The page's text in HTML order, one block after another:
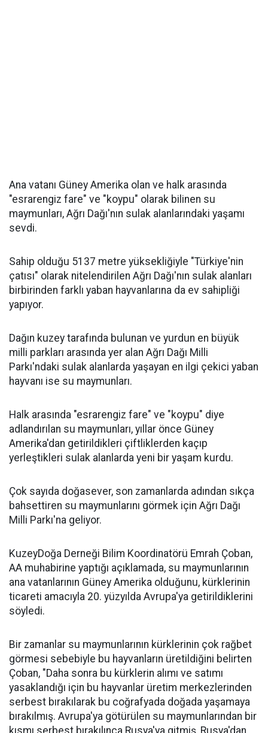
Ana vatanı Güney Amerika olan ve halk arasında
"esrarengiz fare" ve "koypu" olarak bilinen su
maymunları, Ağrı Dağı'nın sulak alanlarındaki yaşamı
sevdi.
Sahip olduğu 5137 metre yüksekliğiyle "Türkiye'nin
çatısı" olarak nitelendirilen Ağrı Dağı'nın sulak alanları
birbirinden farklı yaban hayvanlarına da ev sahipliği
yapıyor.
Dağın kuzey tarafında bulunan ve yurdun en büyük
milli parkları arasında yer alan Ağrı Dağı Milli
Parkı'ndaki sulak alanlarda yaşayan en ilgi çekici yaban
hayvanı ise su maymunları.
Halk arasında "esrarengiz fare" ve "koypu" diye
adlandırılan su maymunları, yıllar önce Güney
Amerika'dan getirildikleri çiftliklerden kaçıp
yerleştikleri sulak alanlarda yeni bir yaşam kurdu.
Çok sayıda doğasever, son zamanlarda adından sıkça
bahsettiren su maymunlarını görmek için Ağrı Dağı
Milli Parkı'na geliyor.
KuzeyDoğa Derneği Bilim Koordinatörü Emrah Çoban,
AA muhabirine yaptığı açıklamada, su maymunlarının
ana vatanlarının Güney Amerika olduğunu, kürklerinin
ticareti amacıyla 20. yüzyılda Avrupa'ya getirildiklerini
söyledi.
Bir zamanlar su maymunlarının kürklerinin çok rağbet
görmesi sebebiyle bu hayvanların üretildiğini belirten
Çoban, "Daha sonra bu kürklerin alımı ve satımı
yasaklandığı için bu hayvanlar üretim merkezlerinden
serbest bırakılarak bu coğrafyada doğada yaşamaya
bırakılmış. Avrupa'ya götürülen su maymunlarından bir
kısmı serbest bırakılınca Rusya'ya gitmiş, Rusya'dan